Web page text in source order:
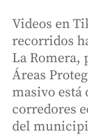
Videos en
recorridos
La Romera,
Áreas
masivo está
corredores
del